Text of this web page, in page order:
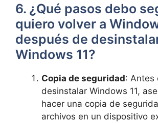
6. ¿Qué pasos debo
quiero volver a
después de
Windows 11?
Copia de seguridad: Antes
desinstalar Windows 11,
hacer una copia de
archivos en un dispositivo